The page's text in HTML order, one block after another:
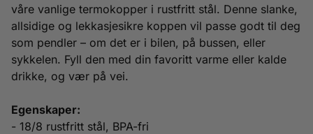
våre vanlige termokopper i rustfritt stål. Denne slanke,
allsidige og lekkasjesikre koppen vil passe godt til deg
som pendler – om det er i bilen, på bussen, eller
sykkelen. Fyll den med din favoritt varme eller kalde
drikke, og vær på vei.
Egenskaper:
- 18/8 rustfritt stål, BPA-fri